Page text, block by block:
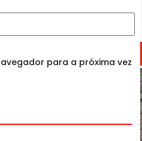
para a próxima vez